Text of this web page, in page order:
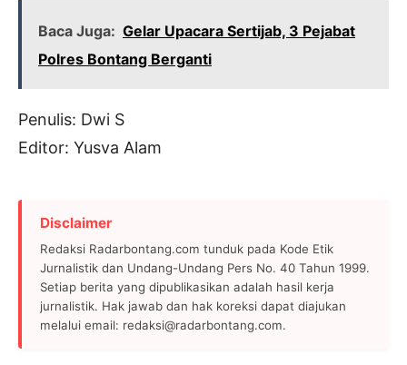
Baca Juga: Gelar Upacara Sertijab, 3 Pejabat
Polres Bontang Berganti
Penulis: Dwi S
Editor: Yusva Alam
Disclaimer
Redaksi Radarbontang.com tunduk pada Kode Etik
Jurnalistik dan Undang-Undang Pers No. 40 Tahun 1999.
Setiap berita yang dipublikasikan adalah hasil kerja
jurnalistik. Hak jawab dan hak koreksi dapat diajukan
melalui email: redaksi@radarbontang.com.